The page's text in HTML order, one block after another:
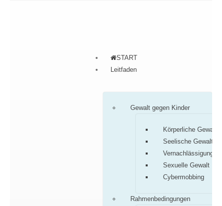
START
Leitfaden
Gewalt gegen Kinder
Körperliche Gewalt
Seelische Gewalt
Vernachlässigung
Sexuelle Gewalt
Cybermobbing
Rahmenbedingungen